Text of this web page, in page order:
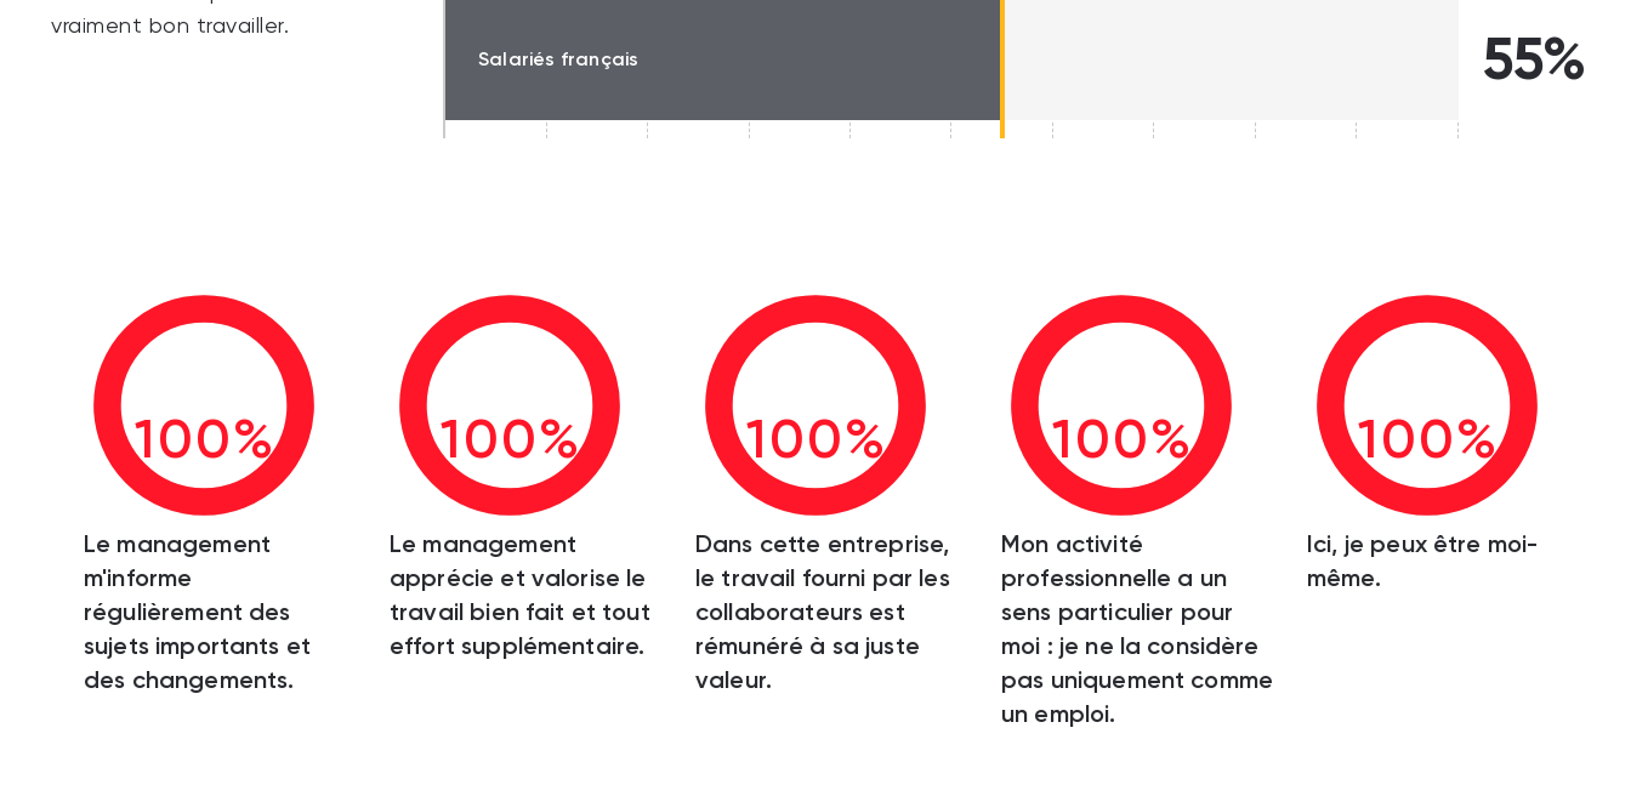
vraiment bon travailler.
Salariés français 55%
100%
Le management
m'informe
régulièrement des
sujets importants et
des changements.
100%
Le management
apprécie et valorise le
travail bien fait et tout
effort supplémentaire.
100%
Dans cette entreprise,
le travail fourni par les
collaborateurs est
rémunéré à sa juste
valeur.
100%
Mon activité
professionnelle a un
sens particulier pour
moi : je ne la considère
pas uniquement comme
un emploi.
100%
Ici, je peux être moi-
même.